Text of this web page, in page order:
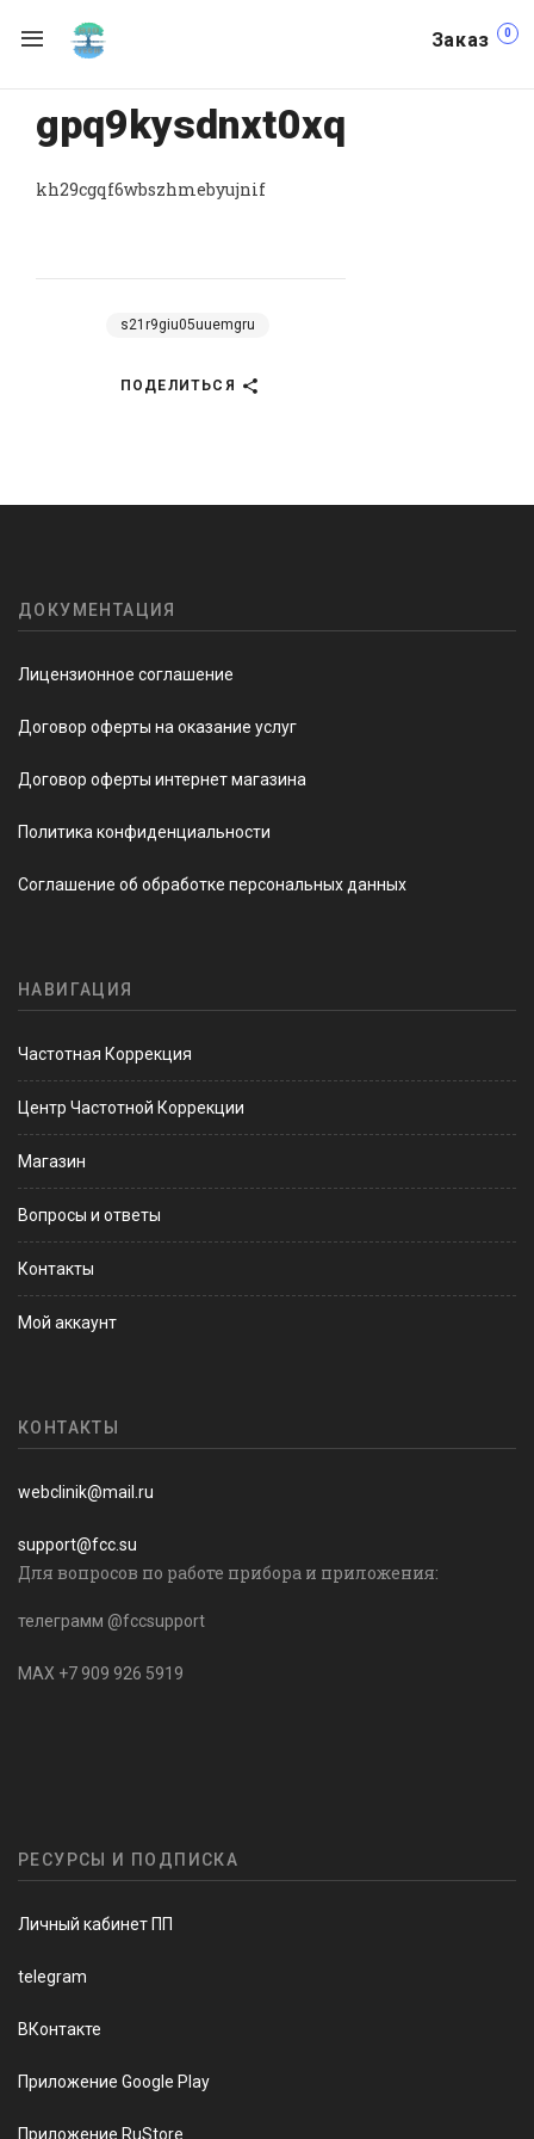
Заказ 0
gpq9kysdnxt0xq
kh29cgqf6wbszhmebyujnif
s21r9giu05uuemgru
ПОДЕЛИТЬСЯ
ДОКУМЕНТАЦИЯ
Лицензионное соглашение
Договор оферты на оказание услуг
Договор оферты интернет магазина
Политика конфиденциальности
Соглашение об обработке персональных данных
НАВИГАЦИЯ
Частотная Коррекция
Центр Частотной Коррекции
Магазин
Вопросы и ответы
Контакты
Мой аккаунт
КОНТАКТЫ
webclinik@mail.ru
support@fcc.su
Для вопросов по работе прибора и приложения:
телеграмм @fccsupport
MAX +7 909 926 5919
РЕСУРСЫ И ПОДПИСКА
Личный кабинет ПП
telegram
ВКонтакте
Приложение Google Play
Приложение RuStore